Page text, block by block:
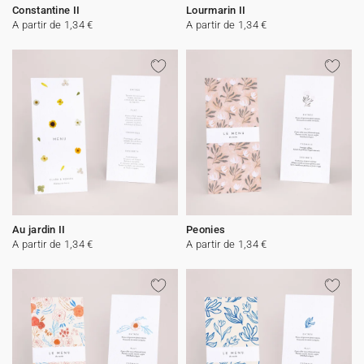
Constantine II
A partir de 1,34 €
Lourmarin II
A partir de 1,34 €
Au jardin II
A partir de 1,34 €
Peonies
A partir de 1,34 €